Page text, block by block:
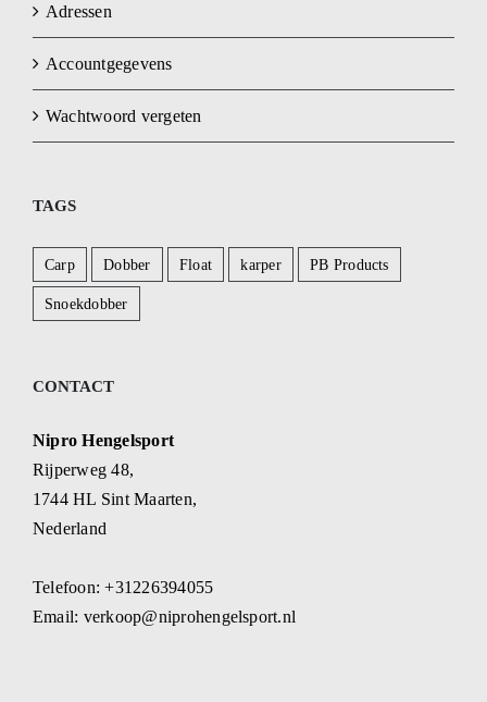
Adressen
Accountgegevens
Wachtwoord vergeten
TAGS
Carp Dobber Float karper PB Products
Snoekdobber
CONTACT
Nipro Hengelsport
Rijperweg 48,
1744 HL Sint Maarten,
Nederland
Telefoon:+31226394055
Email: verkoop@niprohengelsport.nl